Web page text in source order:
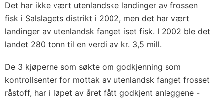
Det har ikke vært utenlandske landinger av frossen
fisk i Salslagets distrikt i 2002, men det har vært
landinger av utenlandsk fanget iset fisk. I 2002 ble det
landet 280 tonn til en verdi av kr. 3,5 mill.
De 3 kjøperne som søkte om godkjenning som
kontrollsenter for mottak av utenlandsk fanget frosset
råstoff, har i løpet av året fått godkjent anleggene -